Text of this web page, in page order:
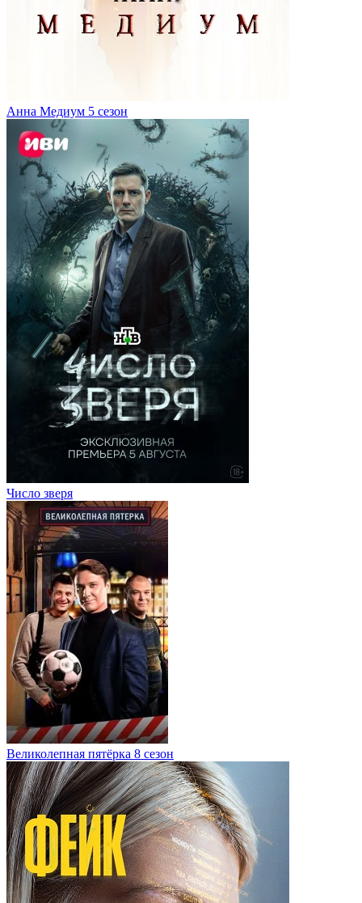
Анна Медиум 5 сезон
Число зверя
Великолепная пятёрка 8 сезон